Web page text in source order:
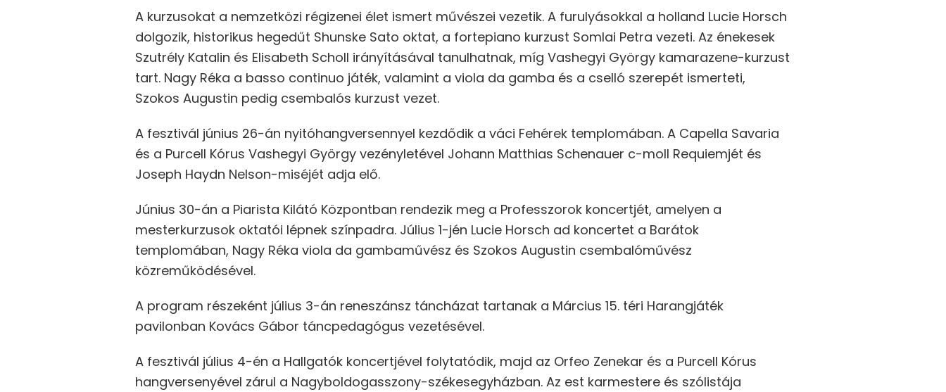
A kurzusokat a nemzetközi régizenei élet ismert művészei vezetik. A furulyásokkal a holland Lucie Horsch
dolgozik, historikus hegedűt Shunske Sato oktat, a fortepiano kurzust Somlai Petra vezeti. Az énekesek
Szutrély Katalin és Elisabeth Scholl irányításával tanulhatnak, míg Vashegyi György kamarazene-kurzust
tart. Nagy Réka a basso continuo játék, valamint a viola da gamba és a cselló szerepét ismerteti,
Szokos Augustin pedig csembalós kurzust vezet.
A fesztivál június 26-án nyitóhangversennyel kezdődik a váci Fehérek templomában. A Capella Savaria
és a Purcell Kórus Vashegyi György vezényletével Johann Matthias Schenauer c-moll Requiemjét és
Joseph Haydn Nelson-miséjét adja elő.
Június 30-án a Piarista Kilátó Központban rendezik meg a Professzorok koncertjét, amelyen a
mesterkurzusok oktatói lépnek színpadra. Július 1-jén Lucie Horsch ad koncertet a Barátok
templomában, Nagy Réka viola da gambaművész és Szokos Augustin csembalóművész
közreműködésével.
A program részeként július 3-án reneszánsz táncházat tartanak a Március 15. téri Harangjáték
pavilonban Kovács Gábor táncpedagógus vezetésével.
A fesztivál július 4-én a Hallgatók koncertjével folytatódik, majd az Orfeo Zenekar és a Purcell Kórus
hangversenyével zárul a Nagyboldogasszony-székesegyházban. Az est karmestere és szólistája